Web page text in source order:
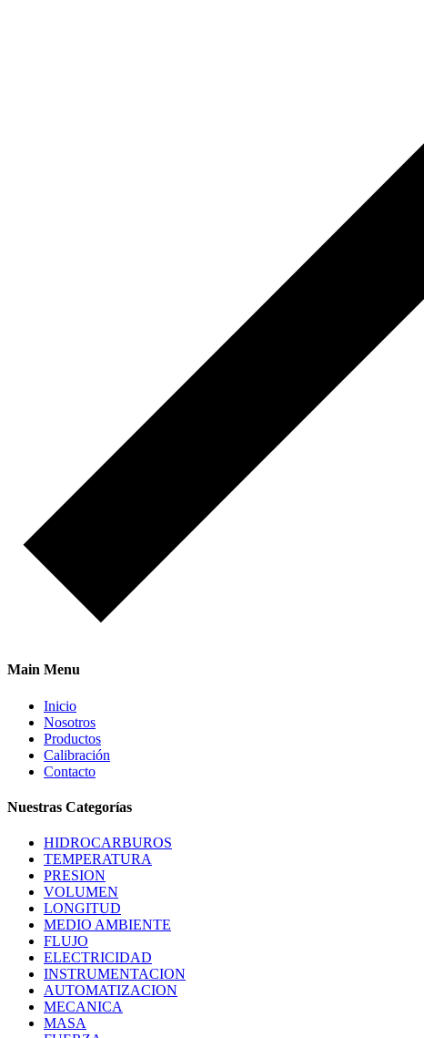
Main Menu
Inicio
Nosotros
Productos
Calibración
Contacto
Nuestras Categorías
HIDROCARBUROS
TEMPERATURA
PRESION
VOLUMEN
LONGITUD
MEDIO AMBIENTE
FLUJO
ELECTRICIDAD
INSTRUMENTACION
AUTOMATIZACION
MECANICA
MASA